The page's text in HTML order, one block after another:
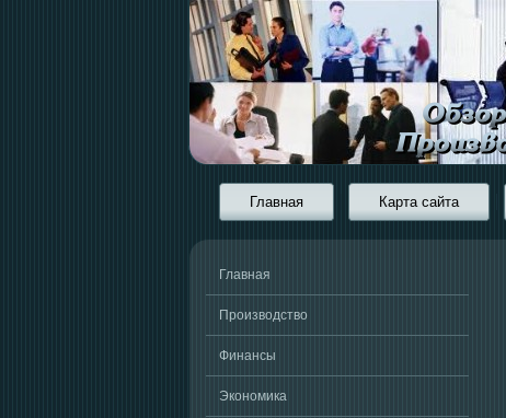
Главная Карта сайта
Главная
Производство
Финансы
Экономика